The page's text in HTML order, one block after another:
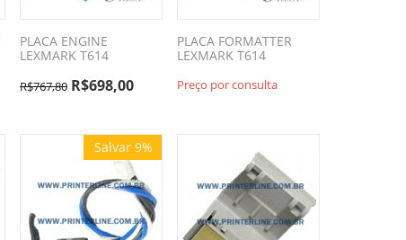
PLACA ENGINE
LEXMARK T614
R$767,80 R$698,00
PLACA FORMATTER
LEXMARK T614
Preço por consulta
Salvar 9%